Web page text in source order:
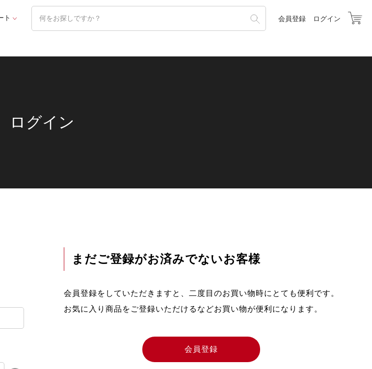
ト 会員登録 ログイン
ログイン
まだご登録がお済みでないお客様
会員登録をしていただきますと、二度目のお買い物時にとても便利です。
お気に入り商品をご登録いただけるなどお買い物が便利になります。
会員登録